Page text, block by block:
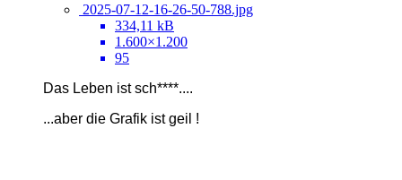
2025-07-12-16-26-50-788.jpg
334,11 kB
1.600×1.200
95
Das Leben ist sch****....
...aber die Grafik ist geil !